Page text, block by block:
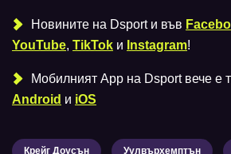
Новините на Dsport и във
YouTube, TikTok и Instagram!
Мобилният Аpp на Dsport вече е
Android и iOS
Крейг Доусън Уулвърхемптън